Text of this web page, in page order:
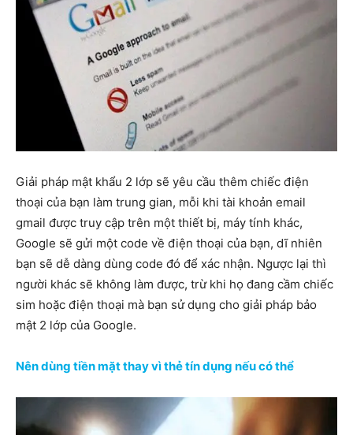
Giải pháp mật khẩu 2 lớp sẽ yêu cầu thêm chiếc điện
thoại của bạn làm trung gian, mỗi khi tài khoản email
gmail được truy cập trên một thiết bị, máy tính khác,
Google sẽ gửi một code về điện thoại của bạn, dĩ nhiên
bạn sẽ dễ dàng dùng code đó để xác nhận. Ngược lại thì
người khác sẽ không làm được, trừ khi họ đang cầm chiếc
sim hoặc điện thoại mà bạn sử dụng cho giải pháp bảo
mật 2 lớp của Google.
Nên dùng tiền mặt thay vì thẻ tín dụng nếu có thể